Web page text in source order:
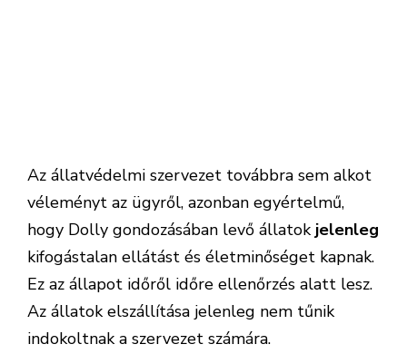
Az állatvédelmi szervezet továbbra sem alkot
véleményt az ügyről, azonban egyértelmű,
hogy Dolly gondozásában levő állatokjelenleg
kifogástalan ellátást és életminőséget kapnak.
Ez az állapot időről időre ellenőrzés alatt lesz.
Az állatok elszállítása jelenleg nem tűnik
indokoltnak a szervezet számára.